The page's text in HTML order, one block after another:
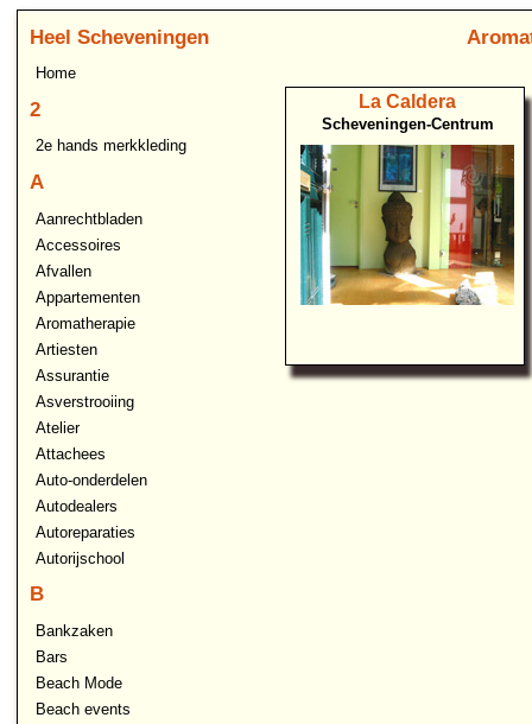
Heel Scheveningen
Home
2
2e hands merkkleding
A
Aanrechtbladen
Accessoires
Afvallen
Appartementen
Aromatherapie
Artiesten
Assurantie
Asverstrooiing
Atelier
Attachees
Auto-onderdelen
Autodealers
Autoreparaties
Autorijschool
B
Bankzaken
Bars
Beach Mode
Beach events
La Caldera
Scheveningen-Centrum